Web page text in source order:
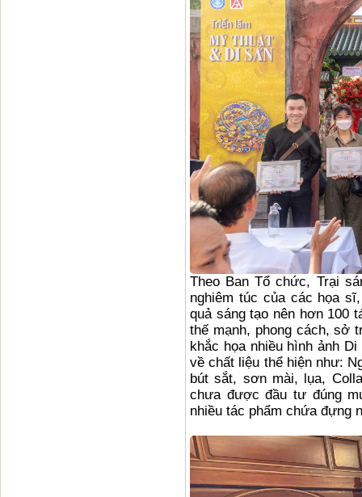
Theo Ban Tổ chức, Trại
nghiêm túc của các họa
quả sáng tạo nên hơn 100
thế mạnh, phong cách, sở
khắc họa nhiều hình ảnh
về chất liệu thể hiện như:
bút sắt, sơn mài, lụa,
chưa được đầu tư đúng
nhiều tác phẩm chứa đựng